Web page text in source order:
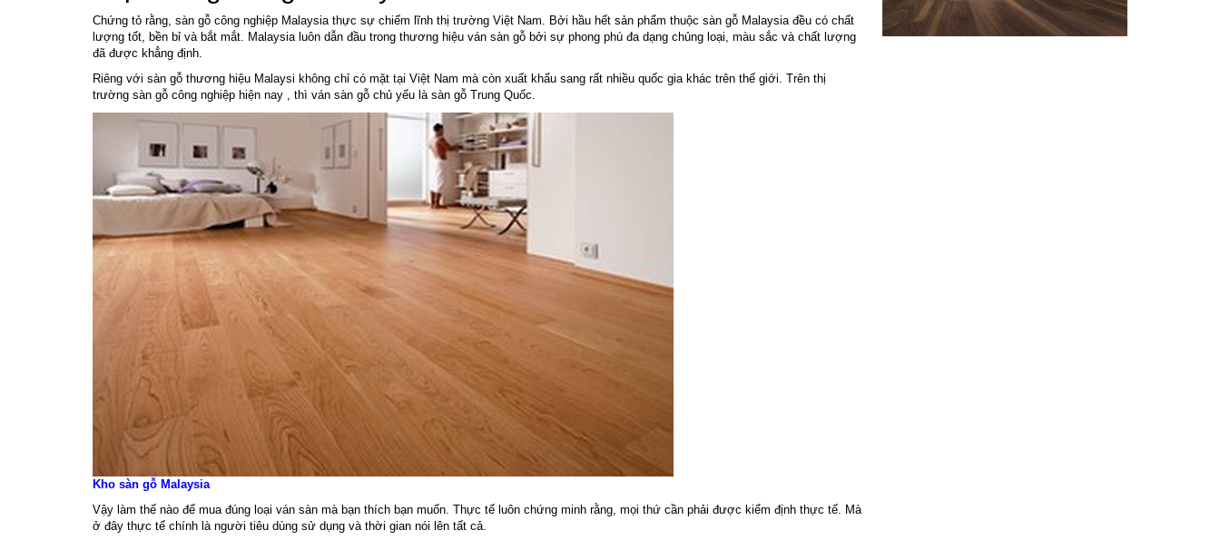
Chứng tỏ rằng, sàn gỗ công nghiệp Malaysia thực sự chiếm lĩnh thị trường Việt Nam. Bởi hầu hết sản phẩm thuộc sàn gỗ Malaysia đều có chất
lượng tốt, bền bỉ và bắt mắt. Malaysia luôn dẫn đầu trong thương hiệu ván sàn gỗ bởi sự phong phú đa dạng chủng loại, màu sắc và chất lượng
đã được khẳng định.
Riêng với sàn gỗ thương hiệu Malaysi không chỉ có mặt tại Việt Nam mà còn xuất khẩu sang rất nhiều quốc gia khác trên thế giới. Trên thị
trường sàn gỗ công nghiệp hiện nay , thì ván sàn gỗ chủ yếu là sàn gỗ Trung Quốc.
Kho sàn gỗ Malaysia
Vậy làm thế nào để mua đúng loại ván sàn mà bạn thích bạn muốn. Thực tế luôn chứng minh rằng, mọi thứ cần phải được kiểm định thực tế. Mà
ở đây thực tế chính là người tiêu dùng sử dụng và thời gian nói lên tất cả.